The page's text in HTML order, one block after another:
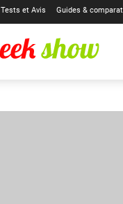
Tests et Avis Guides &